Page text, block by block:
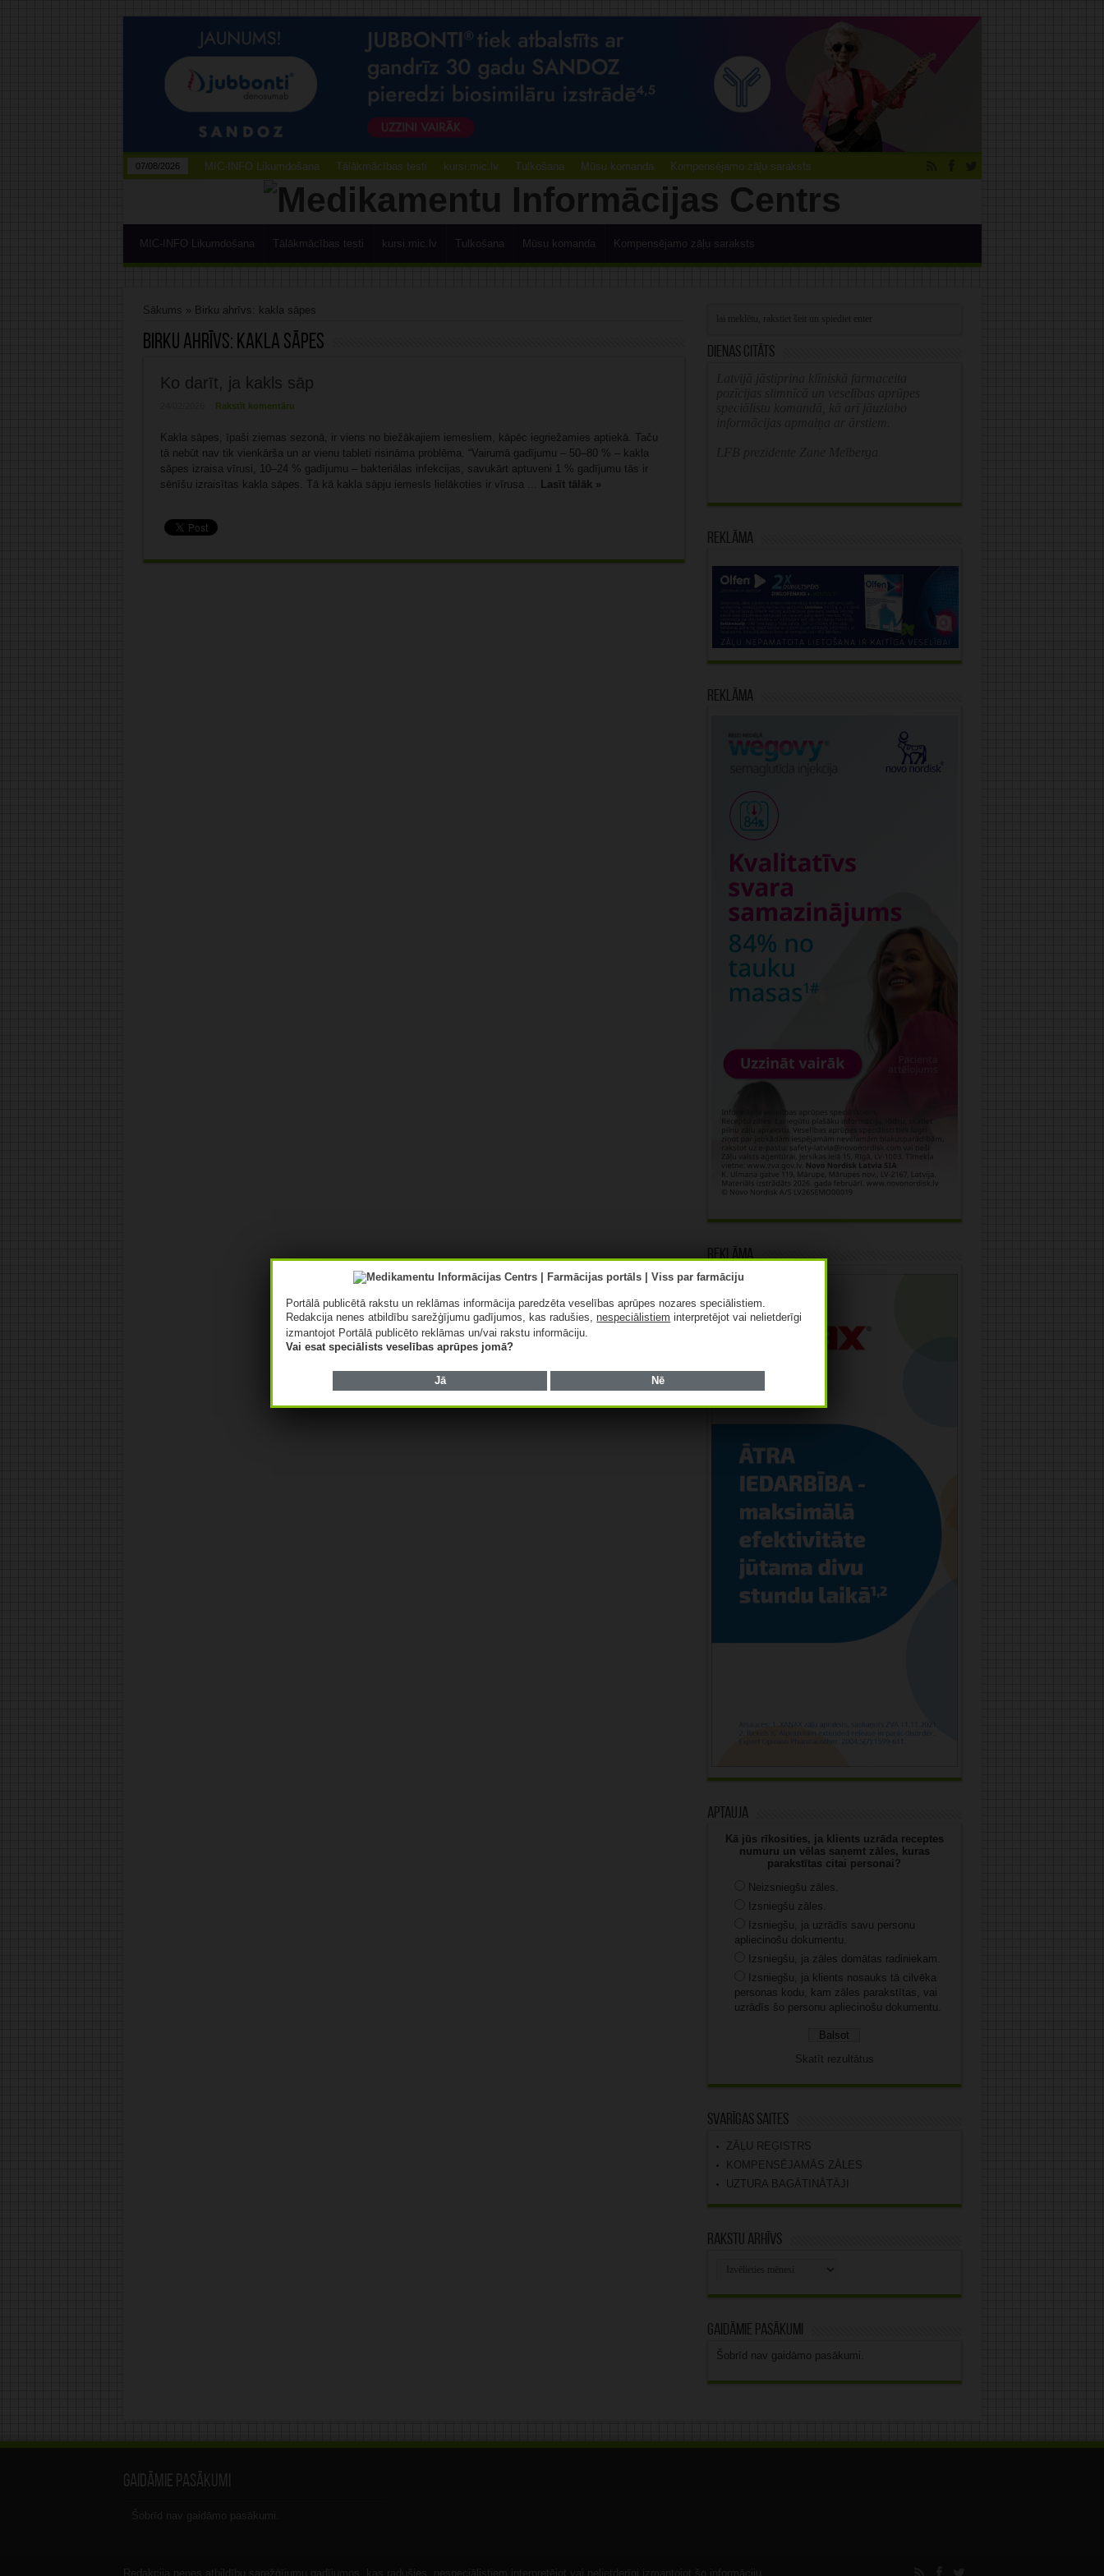
07/08/2026 MIC-INFO Likumdošana Tālākmācības testi kursi.mic.lv Tulkošana Mūsu komanda Kompensējamo zāļu saraksts
MIC-INFO Likumdošana Tālākmācības testi kursi.mic.lv Tulkošana Mūsu komanda Kompensējamo zāļu saraksts
Sākums » Birku ahrīvs: kakla sāpes
Birku ahrīvs: kakla sāpes
Ko darīt, ja kakls sāp
Rakstīt komentāru
Kakla sāpes, īpaši ziemas sezonā, ir viens no biežākajiem iemesliem, kāpēc iegriežamies aptiekā. Taču
tā nebūt nav tik vienkārša un ar vienu tableti risināma problēma. “Vairumā gadījumu – 50–80 % – kakla
sāpes izraisa vīrusi, 10–24 % gadījumu – bakteriālas infekcijas, savukārt aptuveni 1 % gadījumu tās ir
sēnīšu izraisītas kakla sāpes. Tā kā kakla sāpju iemesls lielākoties ir vīrusa ... Lasīt tālāk »
Dienas citāts
Reklāma
Reklāma
Reklāma
Aptauja
Kā jūs rīkosities, ja klients uzrāda receptes
numuru un vēlas saņemt zāles, kuras
parakstītas citai personai?
Neizsniegšu zāles.
Izsniegšu zāles.
Izsniegšu, ja uzrādīs savu personu
apliecinošu dokumentu.
Izsniegšu, ja zāles domātas radiniekam.
Izsniegšu, ja klients nosauks tā cilvēka
personas kodu, kam zāles parakstītas, vai
uzrādīs šo personu apliecinošu dokumentu.
Skatīt rezultātus
Svarīgas saites
ZĀĻU REĢISTRS
KOMPENSĒJAMĀS ZĀLES
UZTURA BAGĀTINĀTĀJI
Rakstu arhīvs
Gaidāmie pasākumi
Šobrīd nav gaidāmo pasākumi.
Gaidāmie pasākumi
Šobrīd nav gaidāmo pasākumi.
Redakcija nenes atbildību sarežģījumu gadījumos, kas radušies, nespeciālistiem interpretējot vai nelietderīgi izmantojot šo informāciju.
Portālā publicētā rakstu un reklāmas informācija paredzēta veselības aprūpes nozares speciālistiem.
Redakcija nenes atbildību sarežģījumu gadījumos, kas radušies,nespeciālistiem interpretējot vai nelietderīgi
izmantojot Portālā publicēto reklāmas un/vai rakstu informāciju.
Vai esat speciālists veselības aprūpes jomā?
Jā Nē